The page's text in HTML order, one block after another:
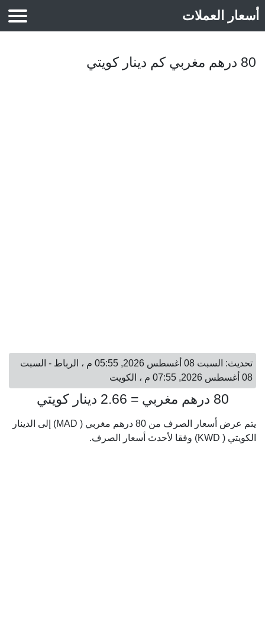
أسعار العملات
80 درهم مغربي كم دينار كويتي
تحديث: السبت 08 أغسطس 2026, 05:55 م ، الرباط - السبت
08 أغسطس 2026, 07:55 م ، الكويت
80 درهم مغربي = 2.66 دينار كويتي
يتم عرض أسعار الصرف من 80 درهم مغربي ( MAD) إلى الدينار
الكويتي ( KWD) وفقا لأحدث أسعار الصرف.